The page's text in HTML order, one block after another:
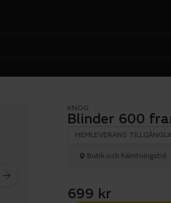
KNOG
Blinder 600
HEMLEVERANS
Butik och hämtningstid
699 kr